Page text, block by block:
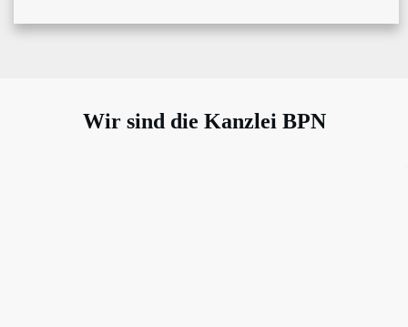
Wir sind die Kanzlei BPN